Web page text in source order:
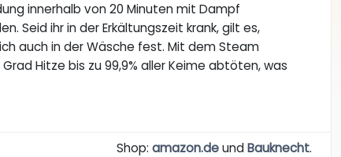
innerhalb von 20 Minuten mit Dampf
Seid ihr in der Erkältungszeit krank, gilt es,
auch in der Wäsche fest. Mit dem Steam
Hitze bis zu 99,9% aller Keime abtöten, was
Shop: amazon.deundBauknecht.